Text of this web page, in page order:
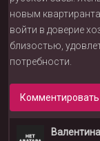
новым
войти в доверие
близостью,
потребности.
Комментировать
Валентина